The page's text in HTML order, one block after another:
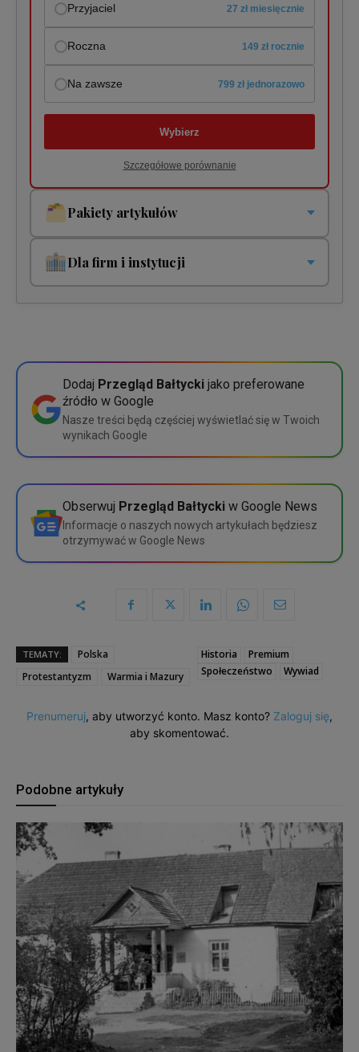
Przyjaciel 27 zł miesięcznie
Roczna 149 zł rocznie
Na zawsze 799 zł jednorazowo
Wybierz
Szczegółowe porównanie
Pakiety artykułów
czytasz!
Wybierz
Dla firm i instytucji
5 dostępów 675 zł
10 dostępów
Szczegółowe porównanie
Dodaj Przegląd Bałtycki jako preferowane
źródło w Google
Nasze treści będą częściej wyświetlać się w Twoich
wynikach Google
Obserwuj Przegląd Bałtycki w Google News
Informacje o naszych nowych artykułach będziesz
otrzymywać w Google News
TEMATY:
Polska
Protestantyzm
Warmia i Mazury
Historia
Premium
Społeczeństwo
Wywiad
Prenumeruj, aby utworzyć konto. Masz konto? Zaloguj się,
aby skomentować.
Podobne artykuły